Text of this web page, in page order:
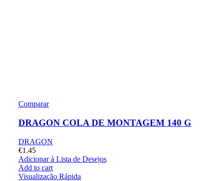
Comparar
DRAGON COLA DE MONTAGEM 140 G
DRAGON
€1.45
Adicionar à Lista de Desejos
Add to cart
Visualização Rápida